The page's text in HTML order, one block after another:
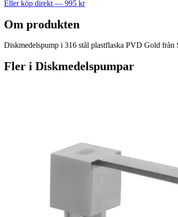
Eller köp direkt — 995 kr
Om produkten
Diskmedelspump i 316 stål plastflaska PVD Gold
Fler i Diskmedelspumpar